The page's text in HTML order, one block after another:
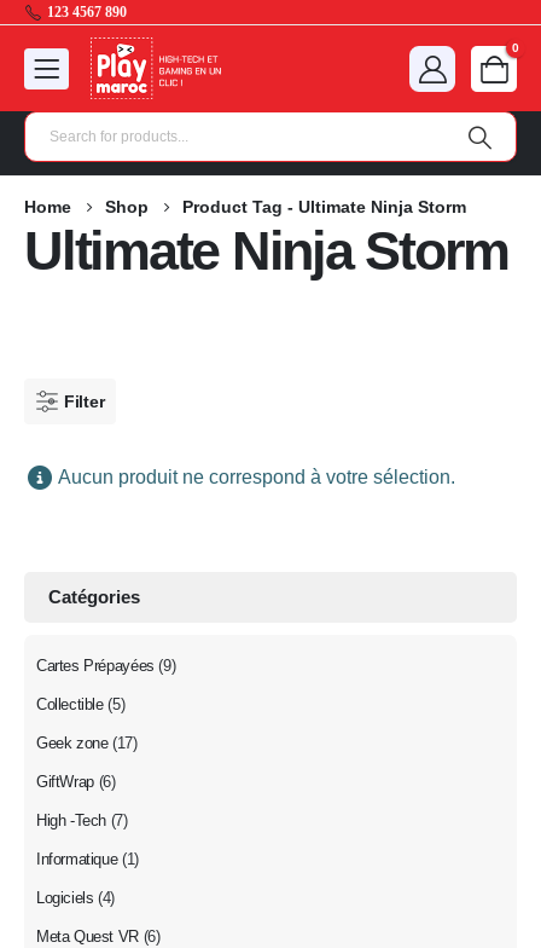
123 4567 890
0
Home Shop Product Tag - Ultimate Ninja Storm
Ultimate Ninja Storm
Filter
Aucun produit ne correspond à votre sélection.
Catégories
Cartes Prépayées (9)
Collectible (5)
Geek zone (17)
GiftWrap (6)
High -Tech (7)
Informatique (1)
Logiciels (4)
Meta Quest VR (6)